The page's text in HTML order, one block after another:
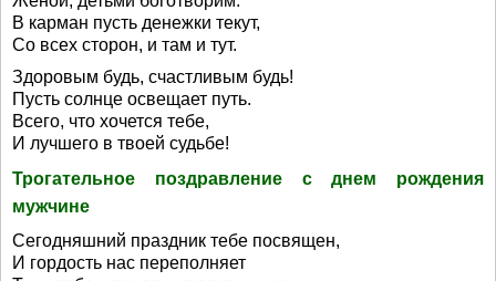
В карман пусть денежки текут,
Со всех сторон, и там и тут.
Здоровым будь, счастливым будь!
Пусть солнце освещает путь.
Всего, что хочется тебе,
И лучшего в твоей судьбе!
Трогательное поздравление с днем рождения
мужчине
Сегодняшний праздник тебе посвящен,
И гордость нас переполняет